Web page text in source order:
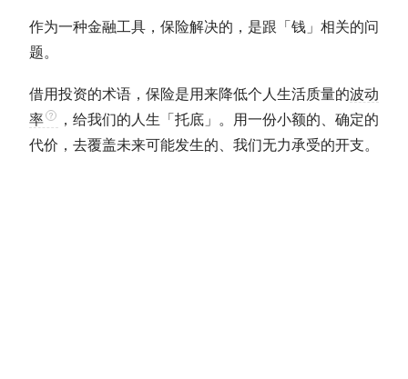
作为一种金融工具，保险解决的，是跟「钱」相关的问
题。
借用投资的术语，保险是用来降低个人生活质量的波动
率
，给我们的人生「托底」。用一份小额的、确定的
代价，去覆盖未来可能发生的、我们无力承受的开支。